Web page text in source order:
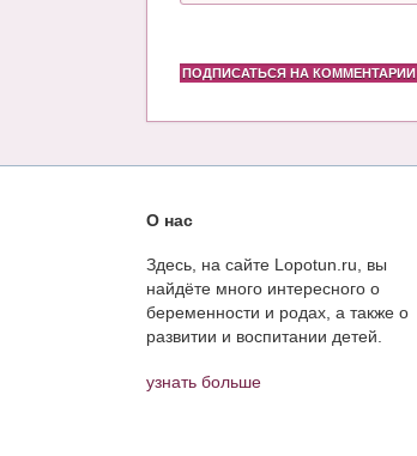
ПОДПИСАТЬСЯ НА КОММЕНТАРИИ
О нас
Здесь, на сайте Lopotun.ru, вы
найдёте много интересного о
беременности и родах, а также о
развитии и воспитании детей.
узнать больше